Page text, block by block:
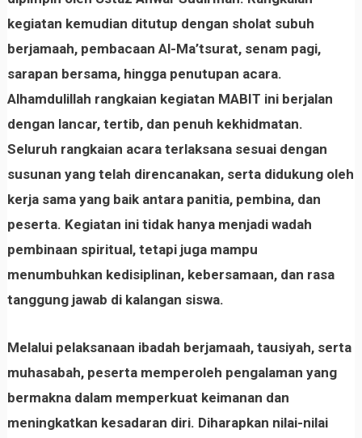
kegiatan kemudian ditutup dengan sholat subuh
berjamaah, pembacaan Al-Ma’tsurat, senam pagi,
sarapan bersama, hingga penutupan acara.
Alhamdulillah rangkaian kegiatan MABIT ini berjalan
dengan lancar, tertib, dan penuh kekhidmatan.
Seluruh rangkaian acara terlaksana sesuai dengan
susunan yang telah direncanakan, serta didukung oleh
kerja sama yang baik antara panitia, pembina, dan
peserta. Kegiatan ini tidak hanya menjadi wadah
pembinaan spiritual, tetapi juga mampu
menumbuhkan kedisiplinan, kebersamaan, dan rasa
tanggung jawab di kalangan siswa.
Melalui pelaksanaan ibadah berjamaah, tausiyah, serta
muhasabah, peserta memperoleh pengalaman yang
bermakna dalam memperkuat keimanan dan
meningkatkan kesadaran diri. Diharapkan nilai-nilai